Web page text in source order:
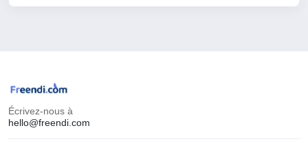
Écrivez-nous à
hello@freendi.com